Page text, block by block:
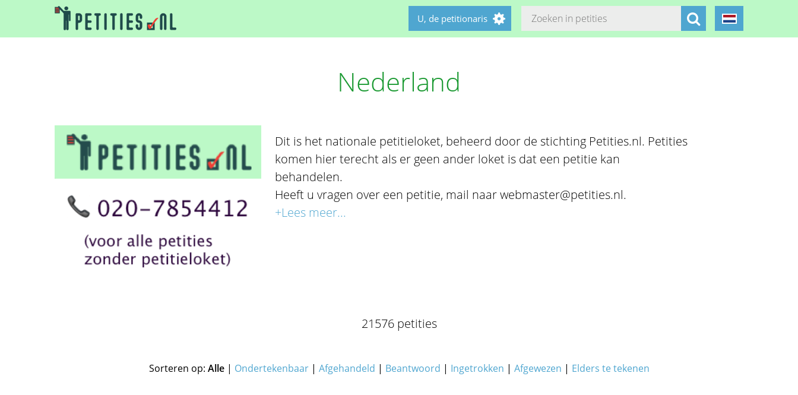
U, de petitionaris
Nederland
Dit is het nationale petitieloket, beheerd door de stichting Petities.nl. Petities
komen hier terecht als er geen ander loket is dat een petitie kan
behandelen.
Heeft u vragen over een petitie, mail naar webmaster@petities.nl.
+Lees meer...
21576 petities
Sorteren op: Alle| Ondertekenbaar| Afgehandeld | Beantwoord | Ingetrokken | Afgewezen | Elders te tekenen